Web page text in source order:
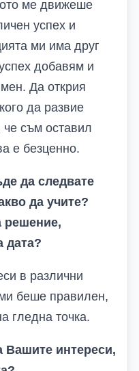
ме движеше
успех и
ми има друг
добавям и
Да открия
да развие
че съм оставил
е безценно.
да следвате
да учите?
решение,
дата?
в различни
беше правилен,
гледна точка.
Вашите интереси,